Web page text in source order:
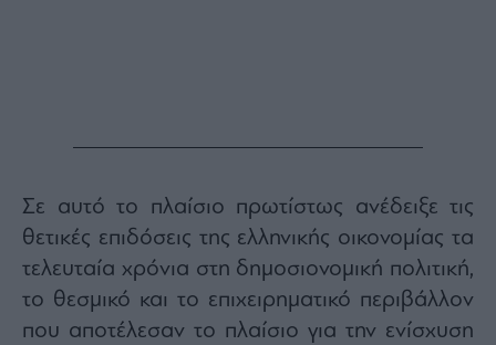
Mononews100
Εγγραφείτε
στο
Newsletter
του
mononews.gr
Σε αυτό το πλαίσιο πρωτίστως ανέδειξε τις
θετικές επιδόσεις της ελληνικής οικονομίας τα
τελευταία χρόνια στη δημοσιονομική πολιτική,
το θεσμικό και το επιχειρηματικό περιβάλλον
που αποτέλεσαν το πλαίσιο για την ενίσχυση